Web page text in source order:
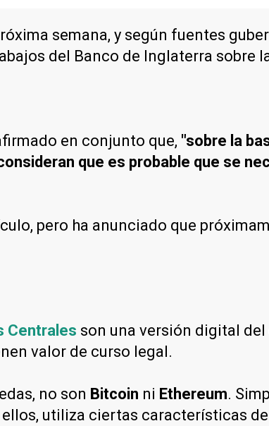
semana, y según fuentes
del Banco de Inglaterra sobre la
en conjunto que, "sobre la
que es probable que se
pero ha anunciado que
Centrales son una versión digital
valor de curso legal.
no son Bitcoin ni Ethereum.
utiliza ciertas características de